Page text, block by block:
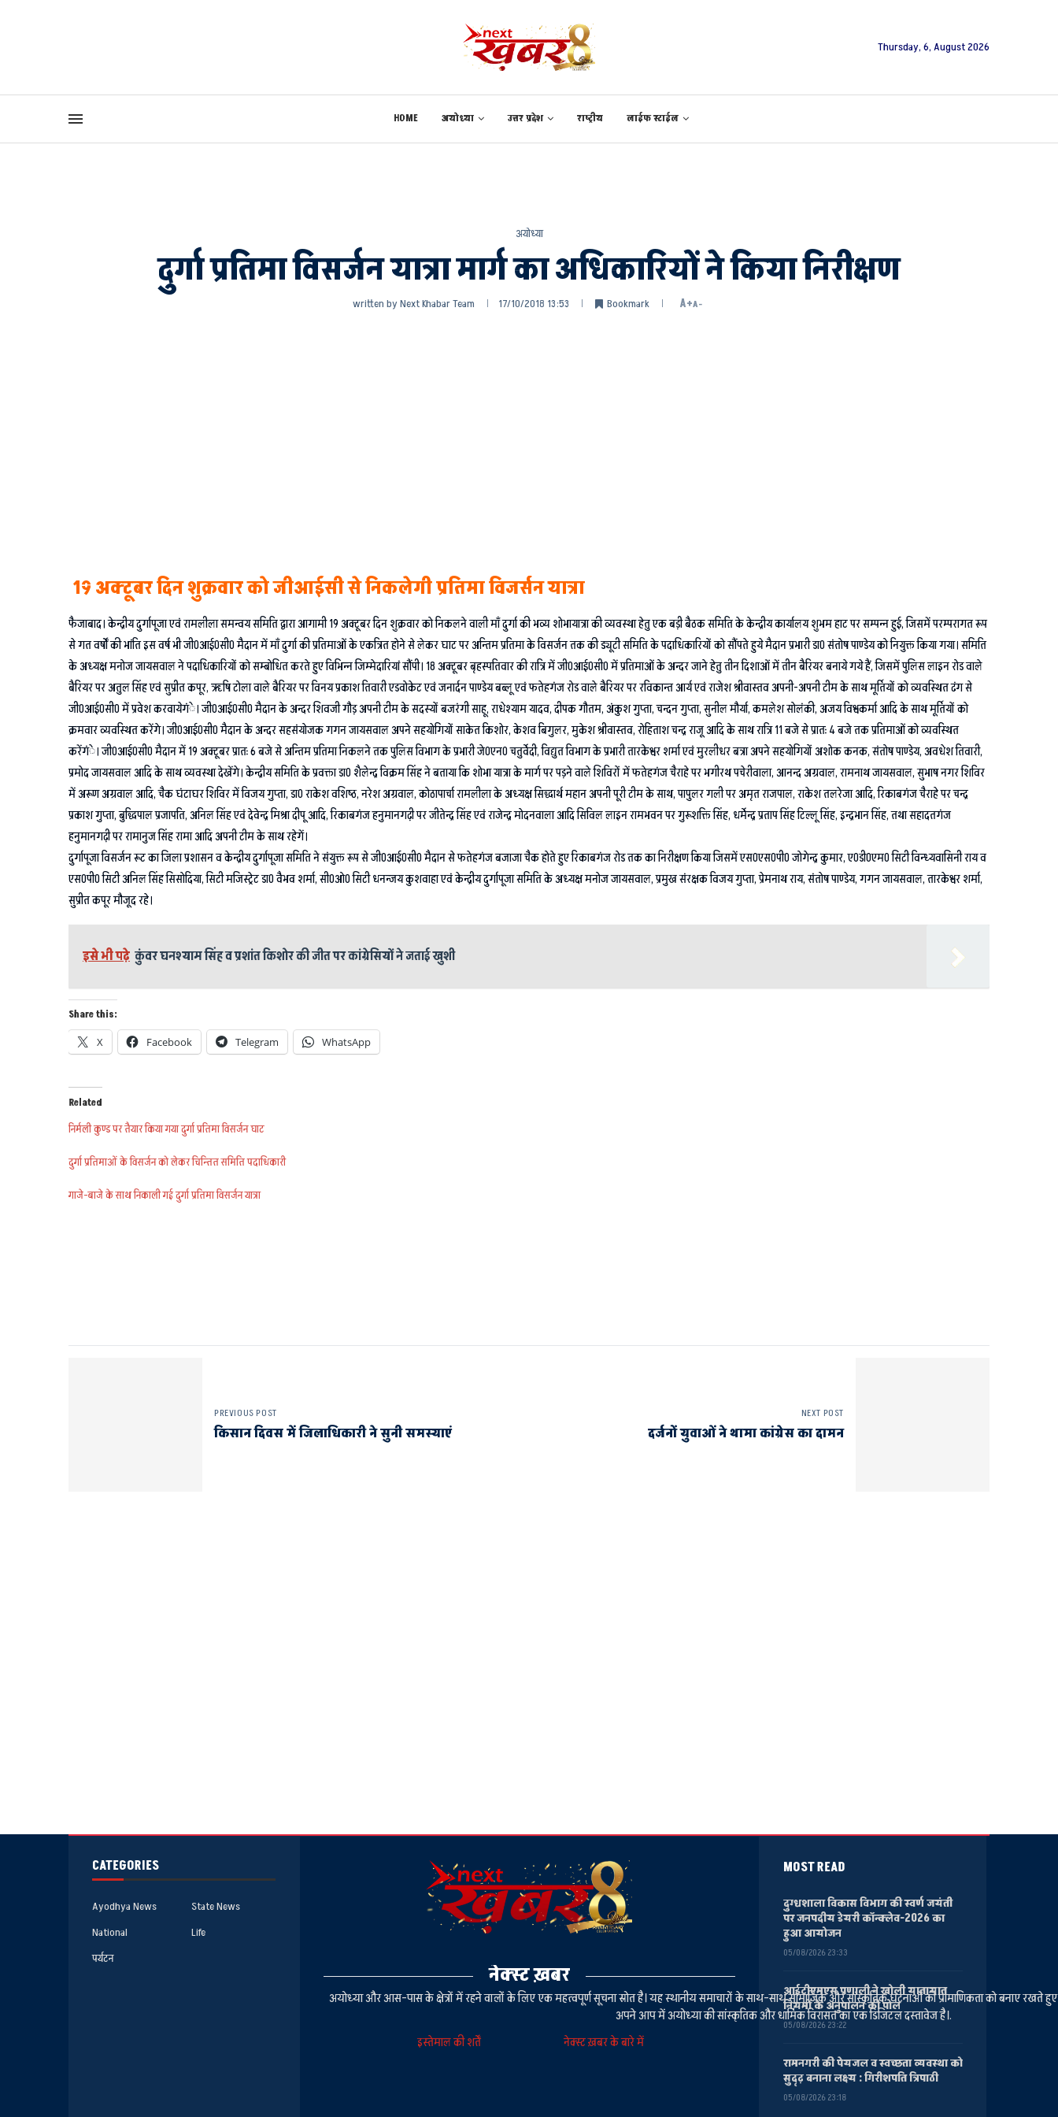
Thursday, 6, August 2026
HOME अयोध्या उत्तर प्रदेश राष्ट्रीय लाईफ स्टाईल
अयोध्या
दुर्गा प्रतिमा विसर्जन यात्रा मार्ग का अधिकारियों ने किया निरीक्षण
written byNext Khabar Team 17/10/2018 13:53 Bookmark A+A-
19 अक्टूबर दिन शुक्रवार को जीआईसी से निकलेगी प्रतिमा विजर्सन यात्रा
फैजाबाद। केन्द्रीय दुर्गापूजा एवं रामलीला समन्वय समिति द्वारा आगामी 19 अक्टूबर दिन शुक्रवार को निकलने वाली माँ दुर्गा की भव्य शोभायात्रा की व्यवस्था हेतु एक बड़ी बैठक समिति के केन्द्रीय कार्यालय शुभम हाट पर सम्पन्न हुई, जिसमें परम्परागत रूप
से गत वर्षों की भांति इस वर्ष भी जी0आई0सी0 मैदान में माँ दुर्गा की प्रतिमाओं के एकत्रित होने से लेकर घाट पर अन्तिम प्रतिमा के विसर्जन तक की ड्यूटी समिति के पदाधिकारियों को सौंपते हुये मैदान प्रभारी डा0 संतोष पाण्डेय को नियुक्त किया गया। समिति
के अध्यक्ष मनोज जायसवाल ने पदाधिकारियों को सम्बोधित करते हुए विभिन्न जिम्मेदारियां सौंपी। 18 अक्टूबर बृहस्पतिवार की रात्रि में जी0आई0सी0 में प्रतिमाओं के अन्दर जाने हेतु तीन दिशाओं में तीन बैरियर बनाये गये हैं, जिसमें पुलिस लाइन रोड वाले
बैरियर पर अतुल सिंह एवं सुप्रीत कपूर, ऋषि टोला वाले बैरियर पर विनय प्रकाश तिवारी एडवोकेट एवं जनार्दन पाण्डेय बब्लू एवं फतेहगंज रोड वाले बैरियर पर रविकान्त आर्य एवं राजेश श्रीवास्तव अपनी-अपनी टीम के साथ मूर्तियों को व्यवस्थित ढंग से
जी0आई0सी0 में प्रवेश करवायेगंे। जी0आई0सी0 मैदान के अन्दर शिवजी गौड़ अपनी टीम के सदस्यों बजरंगी साहू, राधेश्याम यादव, दीपक गौतम, अंकुश गुप्ता, चन्दन गुप्ता, सुनील मौर्या, कमलेश सोलंकी, अजय विश्वकर्मा आदि के साथ मूर्तियों को
क्रमवार व्यवस्थित करेंगे। जी0आई0सी0 मैदान के अन्दर सहसंयोजक गगन जायसवाल अपने सहयोगियों साकेत किशोर, केशव बिगुलर, मुकेश श्रीवास्तव, रोहिताश चन्द्र राजू आदि के साथ रात्रि 11 बजे से प्रातः 4 बजे तक प्रतिमाओं को व्यवस्थित
करेंगंे। जी0आई0सी0 मैदान में 19 अक्टूबर प्रातः 6 बजे से अन्तिम प्रतिमा निकलने तक पुलिस विभाग के प्रभारी जे0एन0 चतुर्वेदी, विद्युत विभाग के प्रभारी तारकेश्वर शर्मा एवं मुरलीधर बत्रा अपने सहयोगियों अशोक कनक, संतोष पाण्डेय, अवधेश तिवारी,
प्रमोद जायसवाल आदि के साथ व्यवस्था देखेंगे। केन्द्रीय समिति के प्रवक्ता डा0 शैलेन्द्र विक्रम सिंह ने बताया कि शोभा यात्रा के मार्ग पर पड़ने वाले शिविरों में फतेहगंज चैराहे पर भगीरथ पचेरीवाला, आनन्द अग्रवाल, रामनाथ जायसवाल, सुभाष नगर शिविर
में अरूण अग्रवाल आदि, चैक घंटाघर शिविर में विजय गुप्ता, डा0 राकेश वशिष्ठ, नरेश अग्रवाल, कोठापार्चा रामलीला के अध्यक्ष सिद्धार्थ महान अपनी पूरी टीम के साथ, पापुलर गली पर अमृत राजपाल, राकेश तलरेजा आदि, रिकाबगंज चैराहे पर चन्द्र
प्रकाश गुप्ता, बुद्धिपाल प्रजापति, अनिल सिंह एवं देवेन्द्र मिश्रा दीपू आदि, रिकाबगंज हनुमानगढ़ी पर जीतेन्द्र सिंह एवं राजेन्द्र मोदनवाला आदि सिविल लाइन रामभवन पर गुरूशक्ति सिंह, धर्मेन्द्र प्रताप सिंह टिल्लू सिंह, इन्द्रभान सिंह, तथा सहादतगंज
हनुमानगढ़ी पर रामानुज सिंह रामा आदि अपनी टीम के साथ रहेगें।
दुर्गापूजा विसर्जन रूट का जिला प्रशासन व केन्द्रीय दुर्गापूजा समिति ने संयुक्त रूप से जी0आई0सी0 मैदान से फतेहगंज बजाजा चैक होते हुए रिकाबगंज रोड तक का निरीक्षण किया जिसमें एस0एस0पी0 जोगेन्द्र कुमार, ए0डी0एम0 सिटी विन्ध्यवासिनी राय व
एस0पी0 सिटी अनिल सिंह सिसोदिया, सिटी मजिस्ट्रेट डा0 वैभव शर्मा, सी0ओ0 सिटी धनन्जय कुशवाहा एवं केन्द्रीय दुर्गापूजा समिति के अध्यक्ष मनोज जायसवाल, प्रमुख संरक्षक विजय गुप्ता, प्रेमनाथ राय, संतोष पाण्डेय, गगन जायसवाल, तारकेश्वर शर्मा,
सुप्रीत कपूर मौजूद रहे।
इसे भी पढ़े कुंवर घनश्याम सिंह व प्रशांत किशोर की जीत पर कांग्रेसियों ने जताई खुशी
Share this:
X Facebook Telegram WhatsApp
Related
निर्मली कुण्ड पर तैयार किया गया दुर्गा प्रतिमा विसर्जन घाट
दुर्गा प्रतिमाओं के विसर्जन को लेकर चिन्तित समिति पदाधिकारी
गाजे-बाजे के साथ निकाली गई दुर्गा प्रतिमा विसर्जन यात्रा
PREVIOUS POST
किसान दिवस में जिलाधिकारी ने सुनी समस्याएं
NEXT POST
दर्जनों युवाओं ने थामा कांग्रेस का दामन
CATEGORIES
Ayodhya News
State News
National
Life
पर्यटन
नेक्स्ट ख़बर
अयोध्या और आस-पास के क्षेत्रों में रहने वालों के लिए एक महत्वपूर्ण सूचना स्रोत है। यह स्थानीय समाचारों के साथ-साथ सामाजिक और सांस्कृतिक घटनाओं की प्रामाणिकता को बनाए रखते हुए
अपने आप में अयोध्या की सांस्कृतिक और धार्मिक विरासत का एक डिजिटल दस्तावेज है।.
इस्तेमाल की शर्तें नेक्स्ट ख़बर के बारे में
MOST READ
दुग्धशाला विकास विभाग की स्वर्ण जयंती
पर जनपदीय डेयरी कॉन्क्लेव-2026 का
हुआ आयोजन
05/08/2026 23:33
आईटीएमएस प्रणाली ने खोली यातायात
नियमों के अनुपालन की पोल
05/08/2026 23:22
रामनगरी की पेयजल व स्वच्छता व्यवस्था को
सुदृढ़ बनाना लक्ष्य : गिरीशपति त्रिपाठी
05/08/2026 23:18